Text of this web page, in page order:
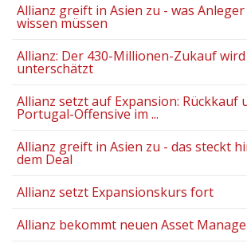
Allianz greift in Asien zu - was Anleger
wissen müssen
Allianz: Der 430-Millionen-Zukauf wird
unterschätzt
Allianz setzt auf Expansion: Rückkauf
Portugal-Offensive im ...
Allianz greift in Asien zu - das steckt
dem Deal
Allianz setzt Expansionskurs fort
Allianz bekommt neuen Asset